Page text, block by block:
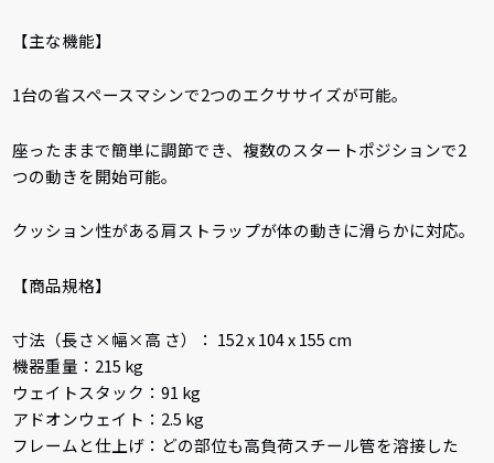
【主な機能】
1台の省スペースマシンで2つのエクササイズが可能。
座ったままで簡単に調節でき、複数のスタートポジションで2
つの動きを開始可能。
クッション性がある肩ストラップが体の動きに滑らかに対応。
【商品規格】
寸法（長さ×幅×高 さ）： 152 x 104 x 155 cm
機器重量：215 kg
ウェイトスタック：91 kg
アドオンウェイト：2.5 kg
フレームと仕上げ：どの部位も高負荷スチール管を溶接した